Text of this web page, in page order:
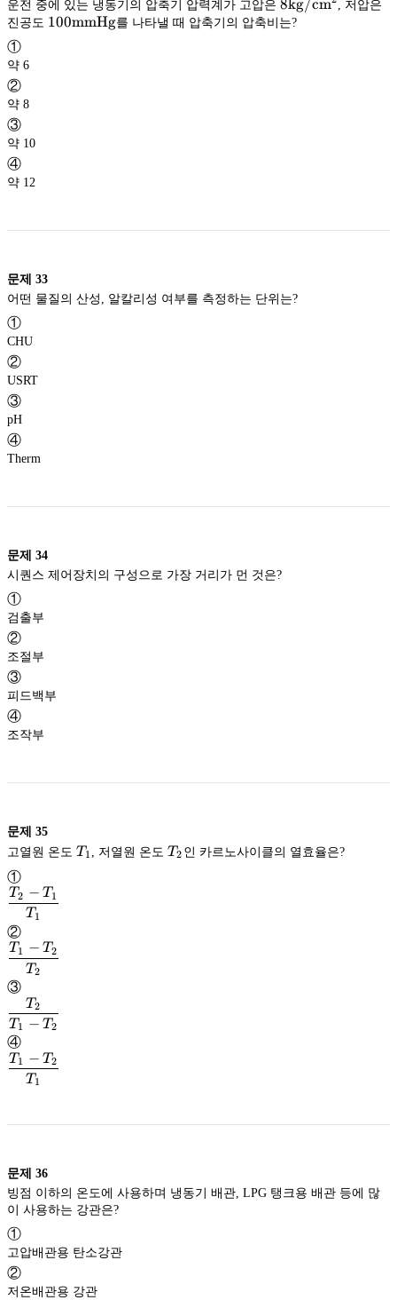
운전 중에 있는 냉동기의 압축기 압력계가 고압은 8\rm
kg/cm^2
8kg/cm
, 저압은
진공도 100\rm
100mmHg
①
약 6
②
약 8
③
약 10
④
약 12
문제 33
①
CHU
②
USRT
③
pH
④
Therm
문제 34
①
검출부
②
조절부
③
피드백부
④
조작부
문제 35
고열원 온도 T_1
T 1 , 저열원 온도T_2
T2
①
\dfrac{T_2-
T_1}
{T_1}
T1
T2 − T1
②
\dfrac{T_1-
T_2}
{T_2}
T2
T1 − T2
③
\dfrac{T_2}
{T_1-
T_2}
T1 − T2
T2
④
\dfrac{T_1-
T1
T1 − T2
문제 36
빙점 이하의 온도에 사용하며 냉동기 배관, LPG 탱크용 배관 등에 많
①
고압배관용 탄소강관
②
저온배관용 강관